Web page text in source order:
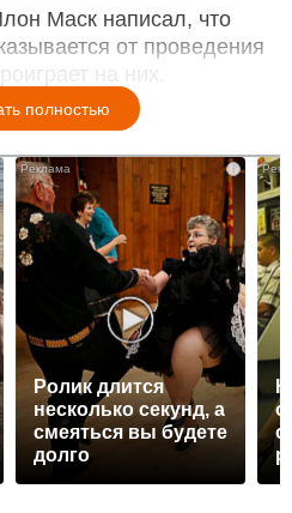
Маск написал, что
от проведения
на них.
полностью
Ролик длится
несколько секунд, а
смеяться вы будете
долго